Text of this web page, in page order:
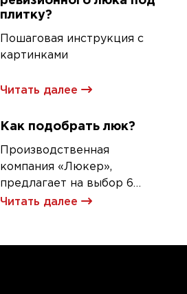
плитку?
Пошаговая инструкция с
картинками
Читать далее
Как подобрать люк?
Производственная
компания «Люкер»,
предлагает на выбор 6
моделей ревизионных
Читать далее